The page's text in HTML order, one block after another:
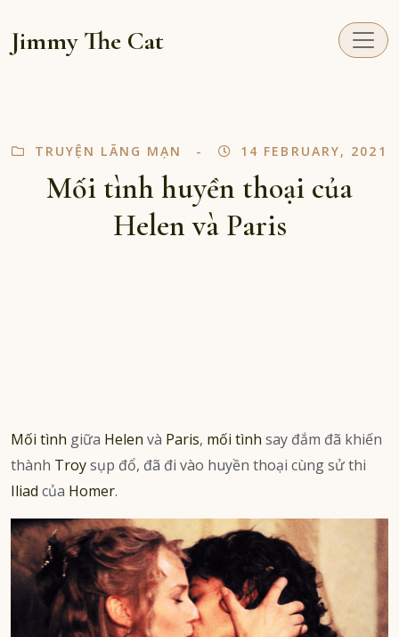
Jimmy The Cat
TRUYỆN LÃNG MẠN 14 FEBRUARY, 2021
Mối tình huyền thoại của
Helen và Paris
Mối tình giữa Helen và Paris, mối tình say đắm đã khiến
thành Troysụp đổ, đã đi vào huyền thoại cùng sử thi
Iliad của Homer.